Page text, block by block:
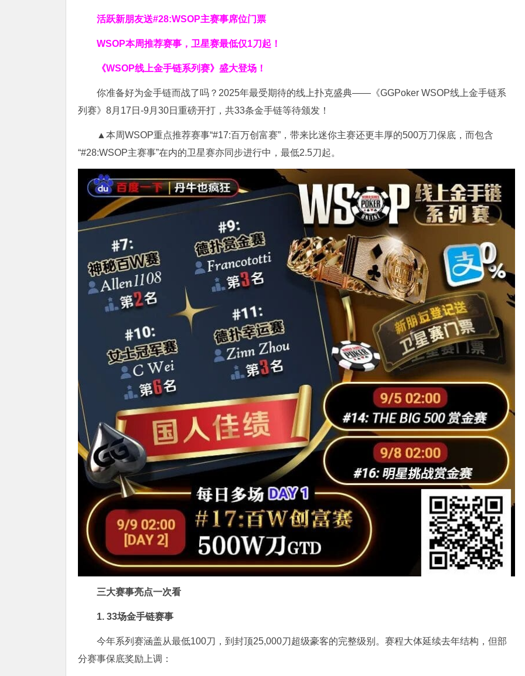
活跃新朋友送#28:WSOP主赛事席位门票
WSOP本周推荐赛事，卫星赛最低仅1刀起！
《WSOP线上金手链系列赛》 盛大登场！
你准备好为金手链而战了吗？2025年最受期待的线上扑克盛典——《GGPoker WSOP线上金手链系
列赛》8月17日-9月30日重磅开打，共33条金手链等待颁发！
▲本周WSOP重点推荐赛事“#17:百万创富赛”，带来比迷你主赛还更丰厚的500万刀保底，而包含
“#28:WSOP主赛事”在内的卫星赛亦同步进行中，最低2.5刀起。
三大赛事亮点一次看
1. 33场金手链赛事
今年系列赛涵盖从最低100刀，到封顶25,000刀超级豪客的完整级别。赛程大体延续去年结构，但部
分赛事保底奖励上调：